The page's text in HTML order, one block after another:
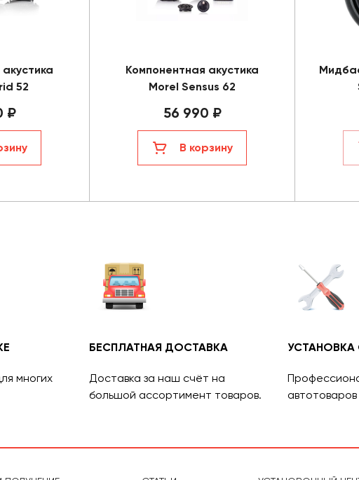
52
₽
Компонентная акустика
Morel Sensus 62
56 990 ₽
В корзину
многих
БЕСПЛАТНАЯ ДОСТАВКА
Доставка за наш счёт на
большой ассортимент товаров.